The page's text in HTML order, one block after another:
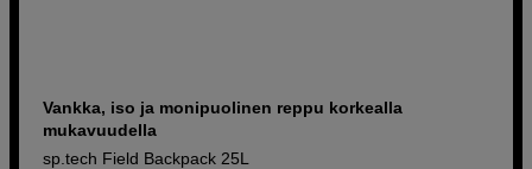
Vankka, iso ja monipuolinen reppu korkealla
mukavuudella
sp.tech Field Backpack 25L